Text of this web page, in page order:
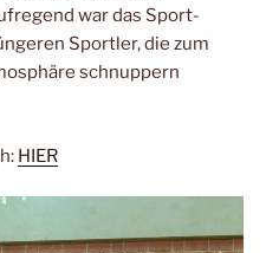
war das Sport-
Sportler, die zum
schnuppern
HIER